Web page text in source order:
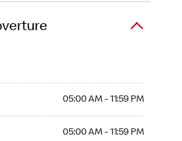
05:00 AM - 11:59 PM
05:00 AM - 11:59 PM